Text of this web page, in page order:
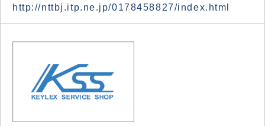
http://nttbj.itp.ne.jp/0178458827/index.html